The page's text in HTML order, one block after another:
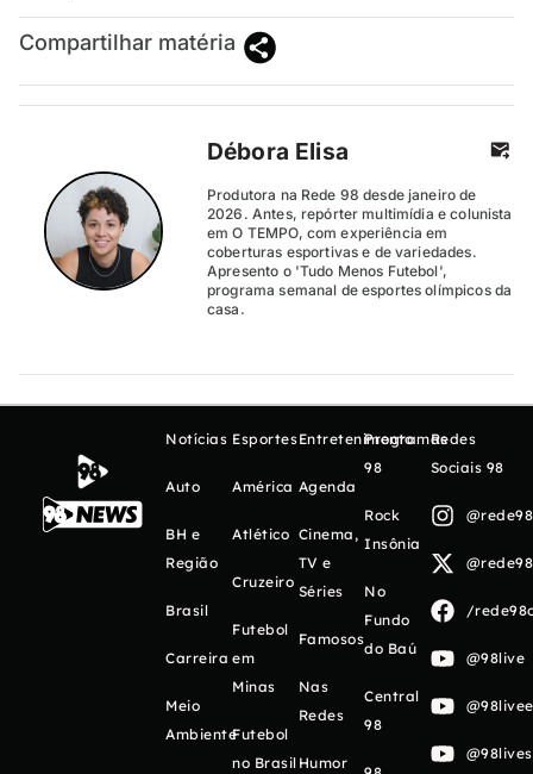
Compartilhar matéria
Débora Elisa
Produtora na Rede 98 desde janeiro de
2026. Antes, repórter multimídia e colunista
em O TEMPO, com experiência em
coberturas esportivas e de variedades.
Apresento o 'Tudo Menos Futebol',
programa semanal de esportes olímpicos da
casa.
Notícias
Auto
BH e
Região
Brasil
Carreira
Meio
Ambiente
Esportes
América
Atlético
Cruzeiro
Futebol
em
Minas
Futebol
no Brasil
Entretenimento
Agenda
Cinema,
TV e
Séries
Famosos
Nas
Redes
Humor
Programas
98
Rock
Insônia
No
Fundo
do Baú
Central
98
Redes
Sociais 98
/
@98live